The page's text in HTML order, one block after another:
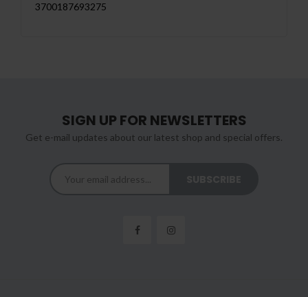
3700187693275
SIGN UP FOR NEWSLETTERS
Get e-mail updates about our latest shop and special offers.